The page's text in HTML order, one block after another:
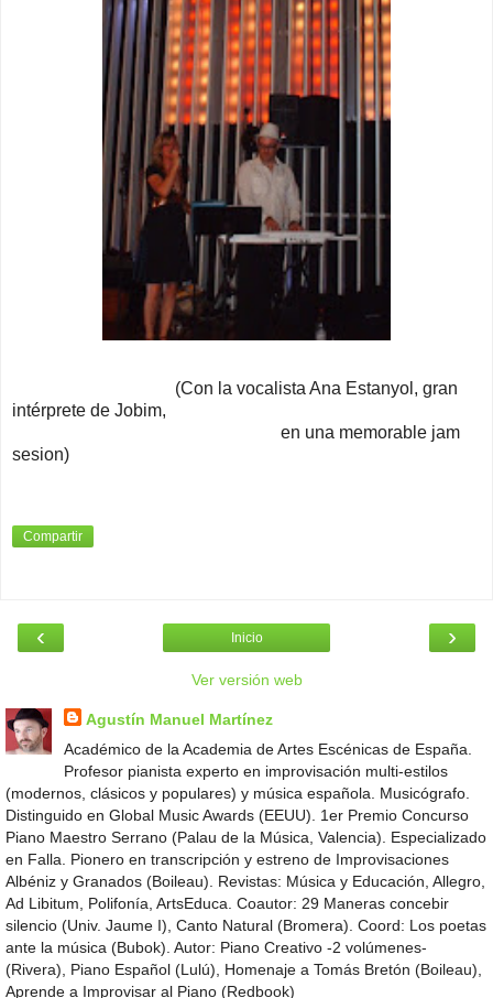
(Con la vocalista Ana Estanyol, gran
intérprete de Jobim,
en una memorable jam
sesion)
Compartir
‹ ›
Inicio
Ver versión web
Agustín Manuel Martínez
Académico de la Academia de Artes Escénicas de España.
Profesor pianista experto en improvisación multi-estilos
(modernos, clásicos y populares) y música española. Musicógrafo.
Distinguido en Global Music Awards (EEUU). 1er Premio Concurso
Piano Maestro Serrano (Palau de la Música, Valencia). Especializado
en Falla. Pionero en transcripción y estreno de Improvisaciones
Albéniz y Granados (Boileau). Revistas: Música y Educación, Allegro,
Ad Libitum, Polifonía, ArtsEduca. Coautor: 29 Maneras concebir
silencio (Univ. Jaume I), Canto Natural (Bromera). Coord: Los poetas
ante la música (Bubok). Autor: Piano Creativo -2 volúmenes-
(Rivera), Piano Español (Lulú), Homenaje a Tomás Bretón (Boileau),
Aprende a Improvisar al Piano (Redbook)